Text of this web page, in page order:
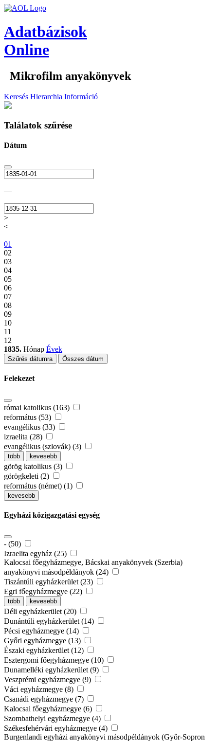
Adatbázisok
Online
Mikrofilm anyakönyvek
Keresés Hierarchia Információ
Találatok szűrése
Dátum
—
>
<
01
02
03
04
05
06
07
08
09
10
11
12
1835. Hónap Évek
Szűrés dátumra Összes dátum
Felekezet
római katolikus (163)
református (53)
evangélikus (33)
izraelita (28)
evangélikus (szlovák) (3)
több kevesebb
görög katolikus (3)
görögkeleti (2)
református (német) (1)
kevesebb
Egyházi közigazgatási egység
- (50)
Izraelita egyház (25)
Kalocsai főegyházmegye, Bácskai anyakönyvek (Szerbia)
anyakönyvi másodpéldányok (24)
Tiszántúli egyházkerület (23)
Egri főegyházmegye (22)
több kevesebb
Déli egyházkerület (20)
Dunántúli egyházkerület (14)
Pécsi egyházmegye (14)
Győri egyházmegye (13)
Északi egyházkerület (12)
Esztergomi főegyházmegye (10)
Dunamelléki egyházkerület (9)
Veszprémi egyházmegye (9)
Váci egyházmegye (8)
Csanádi egyházmegye (7)
Kalocsai főegyházmegye (6)
Szombathelyi egyházmegye (4)
Székesfehérvári egyházmegye (4)
Burgenlandi egyházi anyakönyvi másodpéldányok (Győr-Sopron